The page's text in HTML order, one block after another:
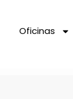
Oficinas